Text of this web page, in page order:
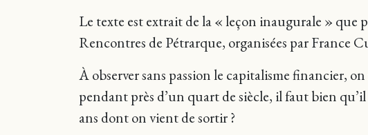
Le texte est extrait de la « leçon inaugurale »
Rencontres de Pétrarque, organisées par France
À observer sans passion le capitalisme financier,
pendant près d’un quart de siècle, il faut bien
ans dont on vient de sortir ?